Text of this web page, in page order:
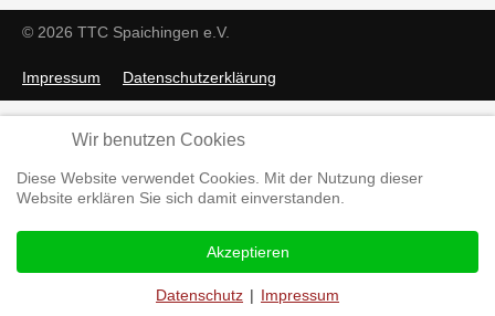
© 2026 TTC Spaichingen e.V.
Impressum Datenschutzerklärung
Wir benutzen Cookies
Diese Website verwendet Cookies. Mit der Nutzung dieser
Website erklären Sie sich damit einverstanden.
Akzeptieren
Datenschutz | Impressum